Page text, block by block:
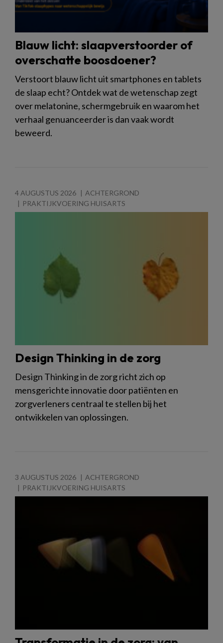
Blauw licht: slaapverstoorder of
overschatte boosdoener?
Verstoort blauw licht uit smartphones en tablets
de slaap echt? Ontdek wat de wetenschap zegt
over melatonine, schermgebruik en waarom het
verhaal genuanceerder is dan vaak wordt
beweerd.
4 AUGUSTUS 2026
ACHTERGROND
PRAKTIJKVOERING HUISARTS
Design Thinking in de zorg
Design Thinking in de zorg richt zich op
mensgerichte innovatie door patiënten en
zorgverleners centraal te stellen bij het
ontwikkelen van oplossingen.
3 AUGUSTUS 2026
ACHTERGROND
PRAKTIJKVOERING HUISARTS